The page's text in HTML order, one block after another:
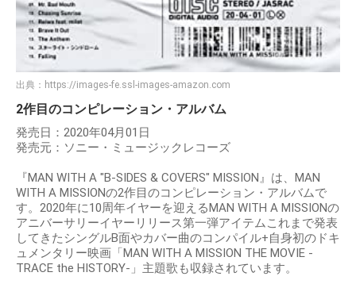
出典： https://images-fe.ssl-images-amazon.com
2作目のコンピレーション・アルバム
発売日：2020年04月01日
発売元：ソニー・ミュージックレコーズ
『MAN WITH A "B-SIDES & COVERS" MISSION』は、MAN
WITH A MISSIONの2作目のコンピレーション・アルバムで
す。2020年に10周年イヤーを迎えるMAN WITH A MISSIONの
アニバーサリーイヤーリリース第一弾アイテムこれまで発表
してきたシングルB面やカバー曲のコンパイル+自身初のドキ
ュメンタリー映画「MAN WITH A MISSION THE MOVIE -
TRACE the HISTORY-」主題歌も収録されています。